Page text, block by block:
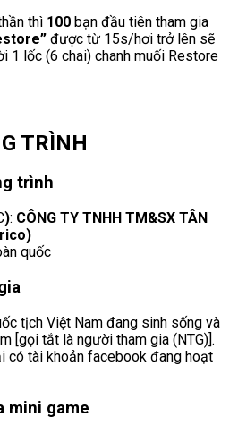
thì 100 bạn đầu tiên tham gia
được từ 15s/hơi trở lên sẽ
1 lốc (6 chai) chanh muối Restore
TRÌNH
trình
): CÔNG TY TNHH TM&SX TÂN
quốc
tịch Việt Nam đang sinh sống và
[gọi tắt là người tham gia (NTG)].
có tài khoản facebook đang hoạt
mini game